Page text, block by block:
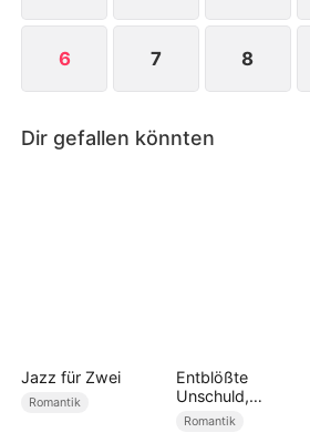
6 7 8
Dir gefallen könnten
Jazz für Zwei
Romantik
Entblößte
Unschuld,
entfesselte Liebe
Romantik